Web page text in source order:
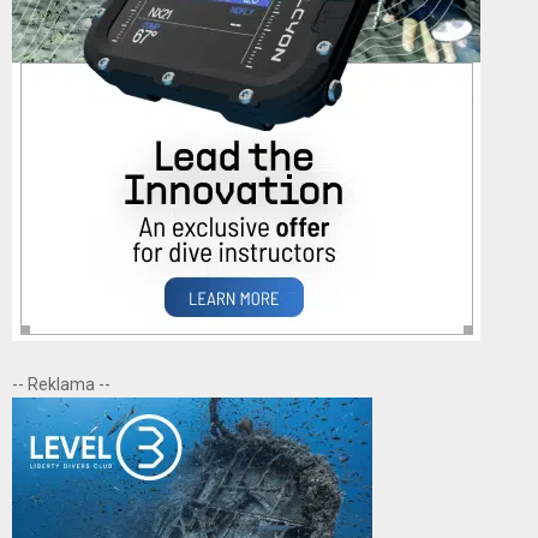
-- Reklama --